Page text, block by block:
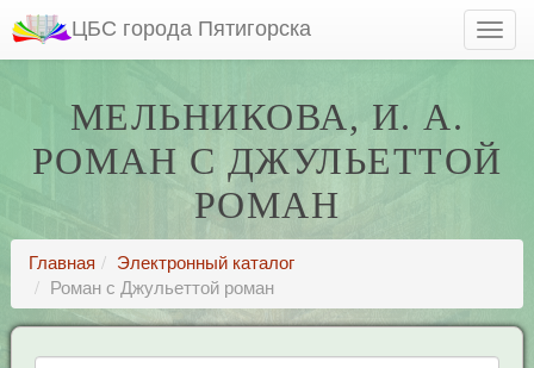
ЦБС города Пятигорска
МЕЛЬНИКОВА, И. А.
РОМАН С ДЖУЛЬЕТТОЙ
РОМАН
Главная
Электронный каталог
Роман с Джульеттой роман